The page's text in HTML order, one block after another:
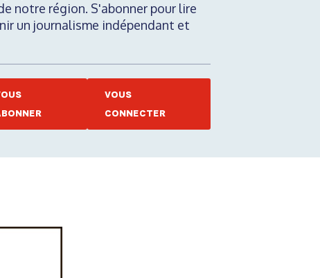
notre région. S'abonner pour lire
un journalisme indépendant et
VOUS
CONNECTER